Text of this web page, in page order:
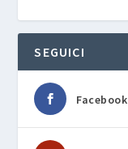
SEGUICI
Facebook